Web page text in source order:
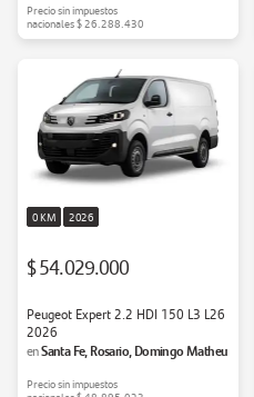
Precio sin impuestos
nacionales$ 26.288.430
0 KM 2026
$ 54.029.000
Peugeot Expert 2.2 HDI 150 L3 L26
2026
enSanta Fe, Rosario, Domingo Matheu
Precio sin impuestos